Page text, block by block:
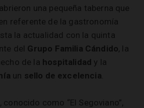
una pequeña taberna que
referente de la gastronomía
la actualidad con la quinta
del Grupo Familia Cándido, la
de la hospitalidad y la
un sello de excelencia
, conocido como “El Segoviano”,